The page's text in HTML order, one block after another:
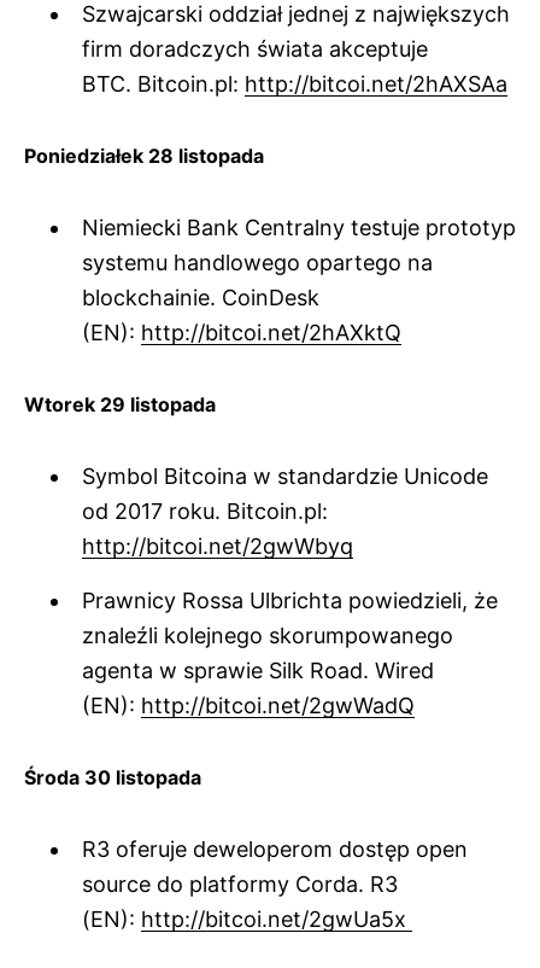
Szwajcarski oddział jednej z największych
firm doradczych świata akceptuje
BTC. Bitcoin.pl: http://bitcoi.net/2hAXSAa
Poniedziałek 28 listopada
Niemiecki Bank Centralny testuje prototyp
systemu handlowego opartego na
blockchainie. CoinDesk
(EN): http://bitcoi.net/2hAXktQ
Wtorek 29 listopada
Symbol Bitcoina w standardzie Unicode
od 2017 roku. Bitcoin.pl:
http://bitcoi.net/2gwWbyq
Prawnicy Rossa Ulbrichta powiedzieli, że
znaleźli kolejnego skorumpowanego
agenta w sprawie Silk Road. Wired
(EN): http://bitcoi.net/2gwWadQ
Środa 30 listopada
R3 oferuje deweloperom dostęp open
source do platformy Corda. R3
(EN): http://bitcoi.net/2gwUa5x